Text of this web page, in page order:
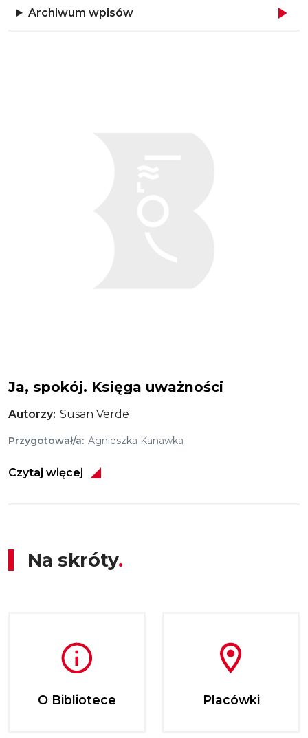
Archiwum wpisów
Ja, spokój. Księga uważności
Autorzy Susan Verde
Przygotował/a Agnieszka Kanawka
Czytaj więcej
Na skróty
O Bibliotece Placówki